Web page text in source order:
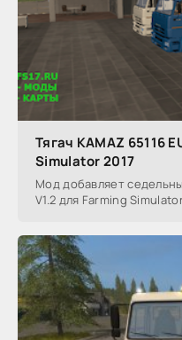
Тягач KAMAZ 65116
Simulator 2017
Мод добавляет
V1.2 для Farming